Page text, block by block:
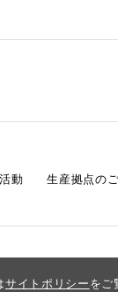
サイトポリシー をご
動
生産拠点の